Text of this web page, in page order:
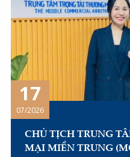
17
07/2026
CHỦ TỊCH TRUNG
MẠI MIỀN TRUNG